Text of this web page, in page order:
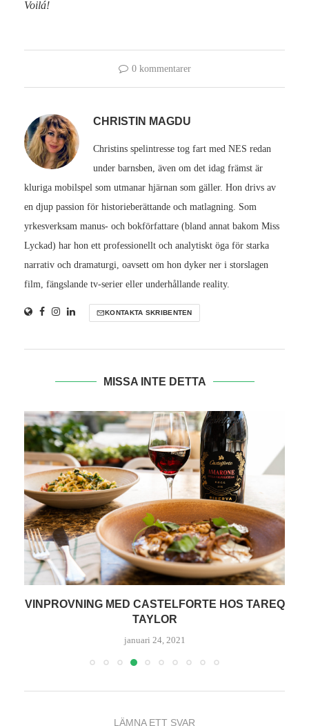
Voilá!
0 kommentarer
CHRISTIN MAGDU
Christins spelintresse tog fart med NES redan
under barnsben, även om det idag främst är
kluriga mobilspel som utmanar hjärnan som gäller. Hon drivs av
en djup passion för historieberättande och matlagning. Som
yrkesverksam manus- och bokförfattare (bland annat bakom Miss
Lyckad) har hon ett professionellt och analytiskt öga för starka
narrativ och dramaturgi, oavsett om hon dyker ner i storslagen
film, fängslande tv-serier eller underhållande reality.
KONTAKTA SKRIBENTEN
MISSA INTE DETTA
VINPROVNING MED CASTELFORTE HOS TAREQ
TAYLOR
januari 24, 2021
LÄMNA ETT SVAR